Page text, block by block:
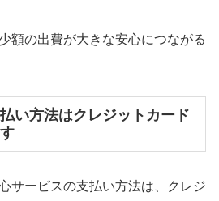
額の出費が大きな安心につながる
い方法はクレジットカード
サービスの支払い方法は、クレジ